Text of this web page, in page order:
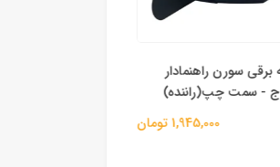
برقی سورن راهنمادار
- سمت چپ(راننده)
1,945,000 تومان